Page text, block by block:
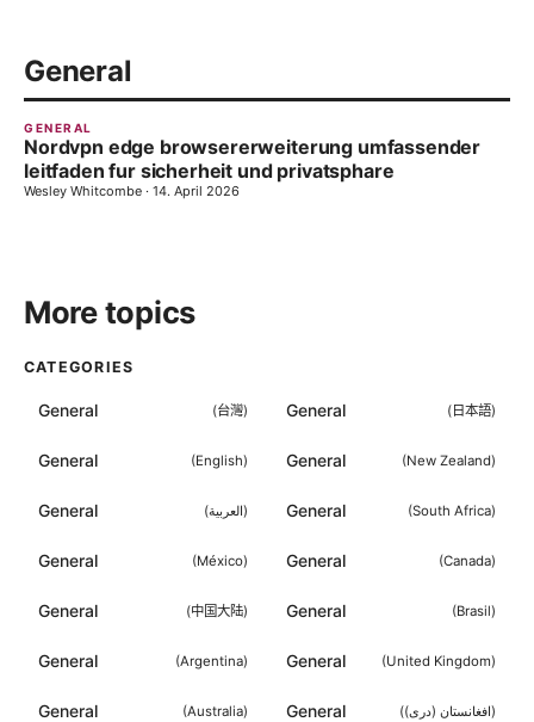
General
GENERAL
Nordvpn edge browsererweiterung umfassender
leitfaden fur sicherheit und privatsphare
Wesley Whitcombe · 14. April 2026
More topics
CATEGORIES
General (台灣) General ( 日本語)
General (English) General (New Zealand)
General (العربية) General (South Africa)
General (México) General (Canada)
General (中国大陆) General (Brasil)
General (Argentina) General (United Kingdom)
General (Australia) General (افغانستان (دری))